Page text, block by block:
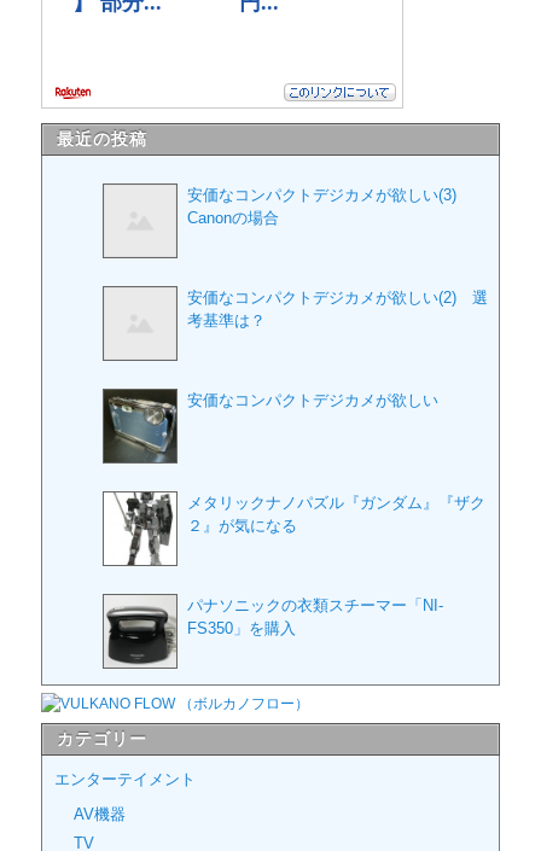
最近の投稿
安価なコンパクトデジカメが欲しい(3)
Canonの場合
安価なコンパクトデジカメが欲しい(2) 選
考基準は？
安価なコンパクトデジカメが欲しい
メタリックナノパズル『ガンダム』『ザク
２』が気になる
パナソニックの衣類スチーマー「NI-
FS350」を購入
カテゴリー
エンターテイメント
AV機器
TV